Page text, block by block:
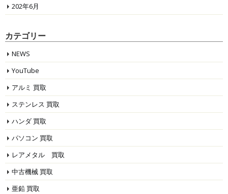
202年6月
カテゴリー
NEWS
YouTube
アルミ 買取
ステンレス 買取
ハンダ 買取
パソコン 買取
レアメタル 買取
中古機械 買取
亜鉛 買取